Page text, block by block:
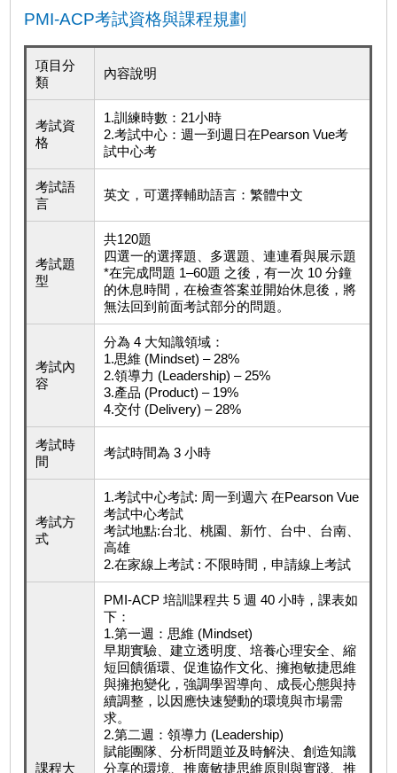
PMI-ACP考試資格與課程規劃
項目分
類
內容說明
考試資
格
1.訓練時數：21小時
2.考試中心：週一到週日在Pearson Vue考
試中心考
考試語
言
英文，可選擇輔助語言：繁體中文
考試題
型
共120題
四選一的選擇題、多選題、連連看與展示題
*在完成問題 1–60題 之後，有一次 10 分鐘
的休息時間，在檢查答案並開始休息後，將
無法回到前面考試部分的問題。
考試內
容
分為 4 大知識領域：
1.思維 (Mindset) – 28%
2.領導力 (Leadership) – 25%
3.產品 (Product) – 19%
4.交付 (Delivery) – 28%
考試時
間
考試時間為 3 小時
考試方
式
1.考試中心考試: 周一到週六 在Pearson Vue
考試中心考試
考試地點:台北、桃園、新竹、台中、台南、
高雄
2.在家線上考試 : 不限時間，申請線上考試
課程大
PMI-ACP 培訓課程共 5 週 40 小時，課表如
下：
1.第一週：思維 (Mindset)
早期實驗、建立透明度、培養心理安全、縮
短回饋循環、促進協作文化、擁抱敏捷思維
與擁抱變化，強調學習導向、成長心態與持
續調整，以因應快速變動的環境與市場需
求。
2.第二週：領導力 (Leadership)
賦能團隊、分析問題並及時解決、創造知識
分享的環境、推廣敏捷思維原則與實踐、推